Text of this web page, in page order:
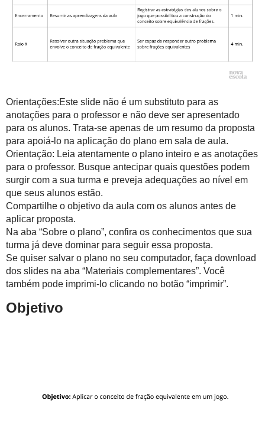
Orientações:Este slide não é um substituto para as
anotações para o professor e não deve ser apresentado
para os alunos. Trata-se apenas de um resumo da proposta
para apoiá-lo na aplicação do plano em sala de aula.
Orientação: Leia atentamente o plano inteiro e as anotações
para o professor. Busque antecipar quais questões podem
surgir com a sua turma e preveja adequações ao nível em
que seus alunos estão.
Compartilhe o objetivo da aula com os alunos antes de
aplicar proposta.
Na aba “Sobre o plano”, confira os conhecimentos que sua
turma já deve dominar para seguir essa proposta.
Se quiser salvar o plano no seu computador, faça download
dos slides na aba “Materiais complementares”. Você
também pode imprimi-lo clicando no botão “imprimir”.
Objetivo